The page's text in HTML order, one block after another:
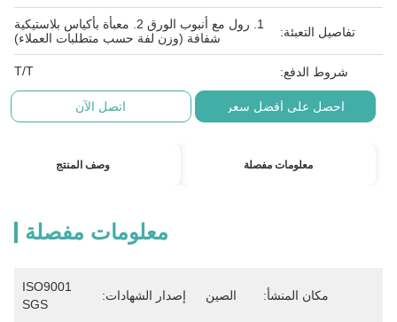
تفاصيل التعبئة:
1. رول مع أنبوب الورق 2. معبأة بأكياس بلاستيكية
شفافة (وزن لفة حسب متطلبات العملاء)
شروط الدفع: T/T
احصل على أفضل سعر اتصل الآن
معلومات مفصلة وصف المنتج
معلومات مفصلة
مكان المنشأ: الصين إصدار الشهادات:
ISO9001
SGS